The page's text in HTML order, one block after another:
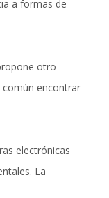
a formas de
otro
común encontrar
electrónicas
La